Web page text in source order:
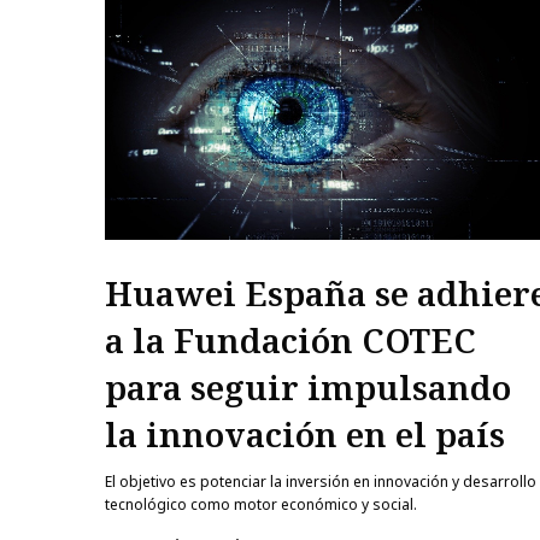
Huawei España se
a la Fundación COTEC
para seguir impulsando
la innovación en el país
El objetivo es potenciar la inversión en innovación y desarrollo
tecnológico como motor económico y social.